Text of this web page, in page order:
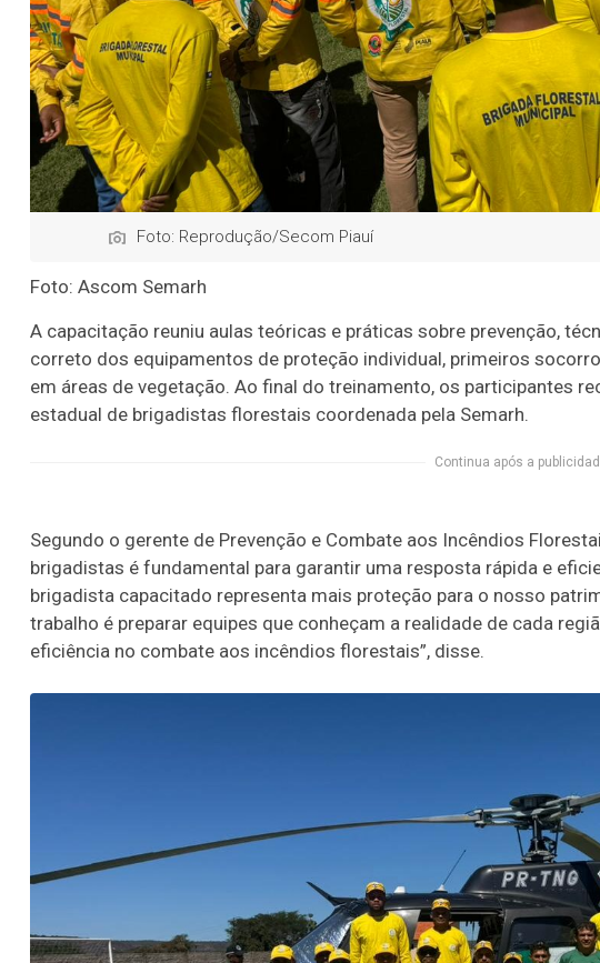
Foto: Reprodução/Secom Piauí
Foto: Ascom Semarh
A capacitação reuniu aulas teóricas e práticas sobre prevenção,
correto dos equipamentos de proteção individual, primeiros
em áreas de vegetação. Ao final do treinamento, os participantes
estadual de brigadistas florestais coordenada pela Semarh.
Continua após a
Segundo o gerente de Prevenção e Combate aos Incêndios
brigadistas é fundamental para garantir uma resposta rápida e
brigadista capacitado representa mais proteção para o nosso
trabalho é preparar equipes que conheçam a realidade de cada
eficiência no combate aos incêndios florestais”, disse.